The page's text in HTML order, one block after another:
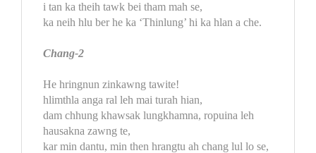
i tan ka theih tawk bei tham mah se,
ka neih hlu ber he ka ‘Thinlung’ hi ka hlan a che.
Chang-2
He hringnun zinkawng tawite!
hlimthla anga ral leh mai turah hian,
dam chhung khawsak lungkhamna, ropuina leh
hausakna zawng te,
kar min dantu, min then hrangtu ah chang lul lo se,